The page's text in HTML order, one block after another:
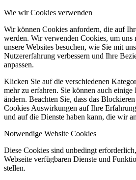
Wie wir Cookies verwenden
Wir können Cookies anfordern, die auf
werden. Wir verwenden Cookies, um uns
unsere Websites besuchen, wie Sie mit
Nutzererfahrung verbessern und Ihre
anpassen.
Klicken Sie auf die verschiedenen
mehr zu erfahren. Sie können auch
ändern. Beachten Sie, dass das
Cookies Auswirkungen auf Ihre
und auf die Dienste haben kann, die wir
Notwendige Website Cookies
Diese Cookies sind unbedingt
Webseite verfügbaren Dienste und
stellen.